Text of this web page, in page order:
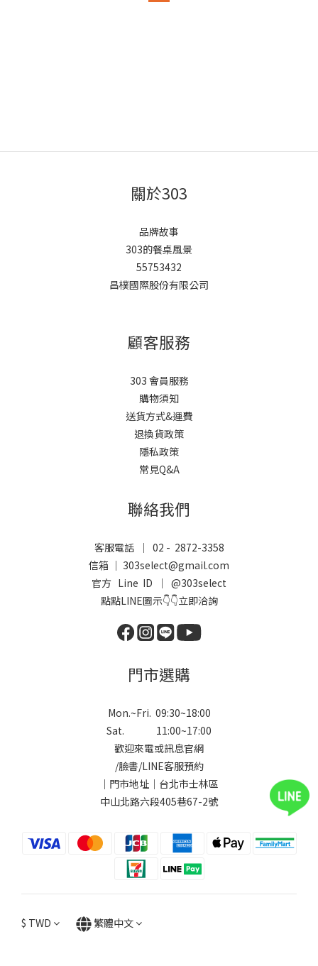
關於303
品牌故事
303的餐桌風景
55753432
昌樸國際股份有限公司
顧客服務
303 會員服務
購物須知
送貨方式&運費
退換貨政策
隱私政策
常見Q&A
聯絡我們
客服電話 ｜ 02 - 2872-3358
信箱 ｜ 303select@gmail.com
官方 Line ID ｜ @303select
點點LINE圖示👇👇立即洽詢
門市選購
Mon.~Fri. 09:30~18:00
Sat. 11:00~17:00
歡迎來電或訊息官網
/臉書/LINE客服預約
｜門市地址｜台北市士林區
中山北路六段405巷67-2號
$ TWD 繁體中文